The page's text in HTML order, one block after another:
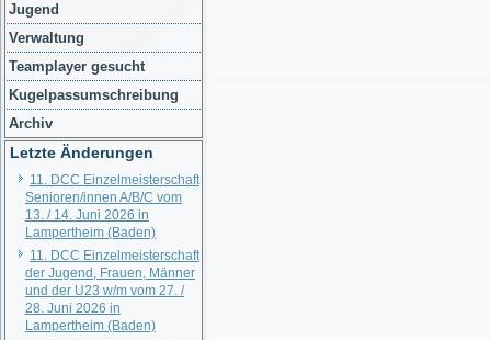
Jugend
Verwaltung
Teamplayer gesucht
Kugelpassumschreibung
Archiv
Letzte Änderungen
11. DCC Einzelmeisterschaft
Senioren/innen A/B/C vom
13. / 14. Juni 2026 in
Lampertheim (Baden)
11. DCC Einzelmeisterschaft
der Jugend, Frauen, Männer
und der U23 w/m vom 27. /
28. Juni 2026 in
Lampertheim (Baden)